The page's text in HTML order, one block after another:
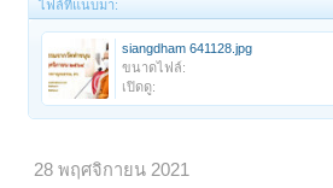
ไฟล์ที่แนบมา:
siangdham 641128.jpg
ขนาดไฟล์:
เปิดดู:
28 พฤศจิกายน 2021